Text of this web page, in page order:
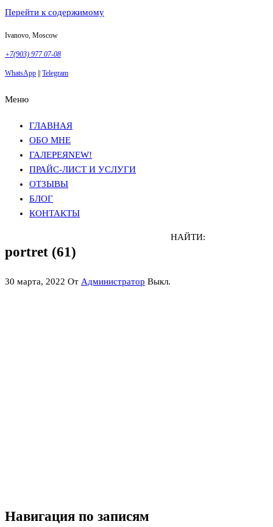
Перейти к содержимому
Ivanovo, Moscow
+7(903) 977 07-08
WhatsApp Telegram
Меню
ГЛАВНАЯ
ОБО МНЕ
ГАЛЕРЕЯNEW!
ПРАЙС-ЛИСТ И УСЛУГИ
ОТЗЫВЫ
БЛОГ
КОНТАКТЫ
portret (61)
30 марта, 2022 От Администратор Выкл.
Навигация по записям
НАЙТИ: